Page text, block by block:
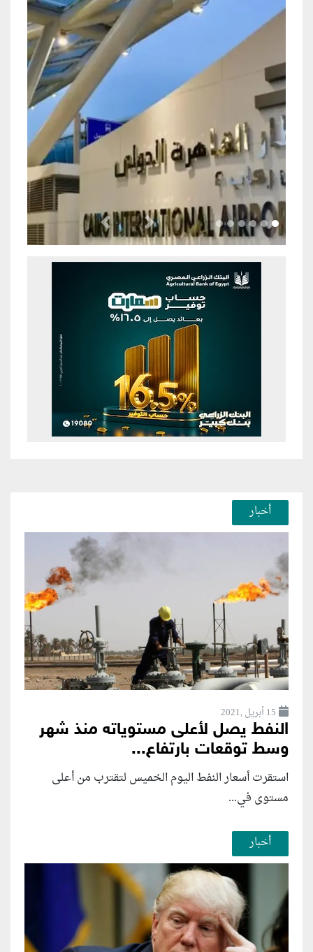
Previous Next
أخبار
15 أبريل ,2021
النفط يصل لأعلى مستوياته منذ شهر
وسط توقعات بارتفاع...
استقرت أسعار النفط اليوم الخميس لتقترب من أعلى
مستوى في...
أخبار